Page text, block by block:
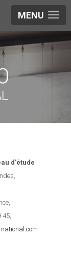
MENU
d'étude
45,